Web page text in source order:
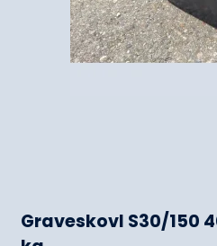
Graveskovl S30/150